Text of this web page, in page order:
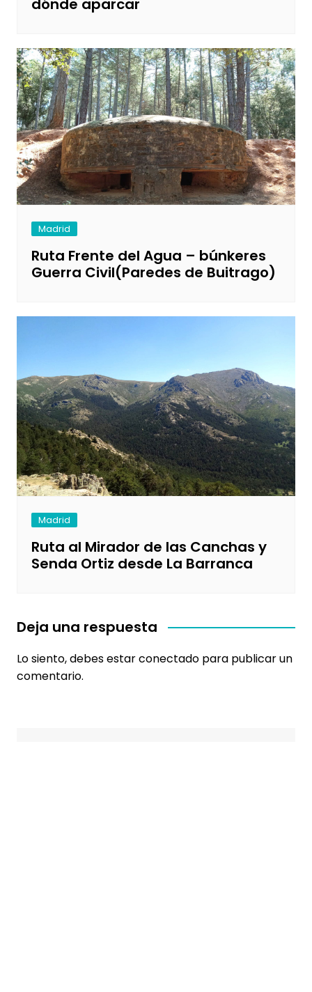
dónde aparcar
Madrid
Ruta Frente del Agua – búnkeres
Guerra Civil(Paredes de Buitrago)
Madrid
Ruta al Mirador de las Canchas y
Senda Ortiz desde La Barranca
Deja una respuesta
Lo siento, debes estarconectadopara publicar un
comentario.